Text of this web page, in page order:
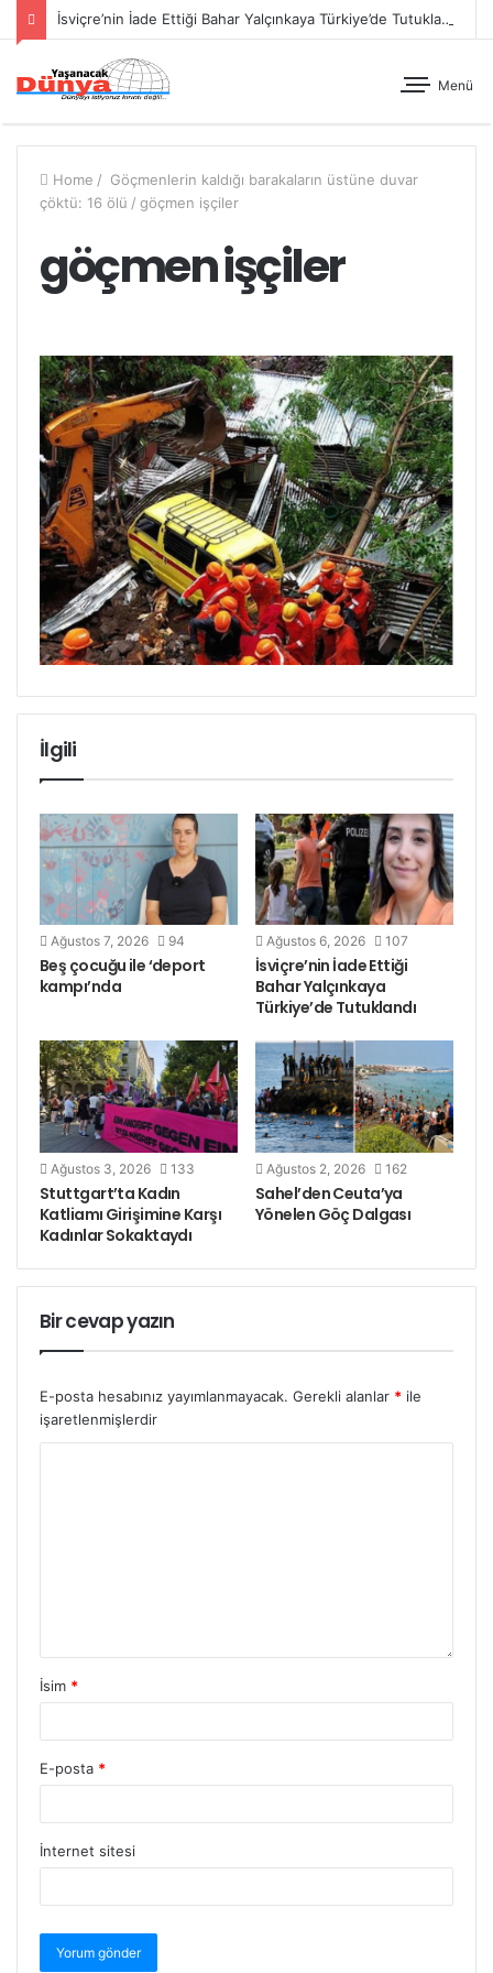
İsviçre’nin İade Ettiği Bahar Yalçınkaya Türkiye’de Tutuklandı
Menü
Home / Göçmenlerin kaldığı barakaların üstüne duvar
çöktü: 16 ölü / göçmen işçiler
göçmen işçiler
İlgili
Ağustos 7, 2026 94
Beş çocuğu ile ‘deport
kampı’nda
Ağustos 6, 2026 107
İsviçre’nin İade Ettiği
Bahar Yalçınkaya
Türkiye’de Tutuklandı
Ağustos 3, 2026 133
Stuttgart’ta Kadın
Katliamı Girişimine Karşı
Kadınlar Sokaktaydı
Ağustos 2, 2026 162
Sahel’den Ceuta’ya
Yönelen Göç Dalgası
Bir cevap yazın
E-posta hesabınız yayımlanmayacak. Gerekli alanlar * ile
işaretlenmişlerdir
İsim *
E-posta *
İnternet sitesi